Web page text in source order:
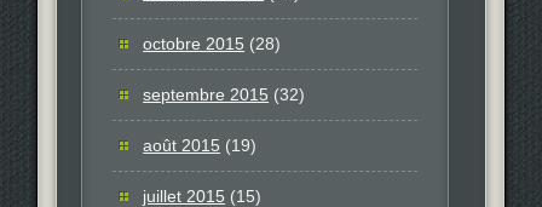
octobre 2015 (28)
septembre 2015 (32)
août 2015 (19)
juillet 2015 (15)